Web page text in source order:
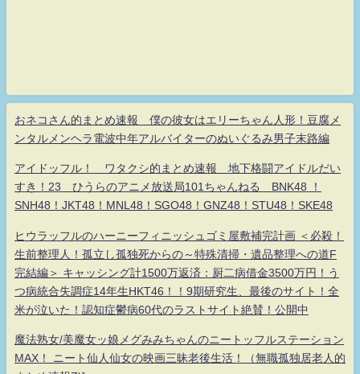
おネコさん的まとめ速報 僕の彼女はエリーちゃん人形！豆腐メ
ンタルメンヘラ電波中年アルバイターのぬいぐるみ男子末路編
アイドッフル！ ワタクシ的まとめ速報 地下格闘アイドルだい
すき！23 ひうらのアニメ放送局101ちゃんねる BNK48 ！
SNH48！JKT48！MNL48！SGO48！GNZ48！STU48！SKE48
ヒウラッフルのハーニーフィニッシュゴミ屋敷補完計画 ＜必殺！
生前整理人！孤立し孤独死からの～特殊清掃・遺品整理への道F
完結編＞ キャッシング計1500万返済：厨二病借金3500万円！う
つ病統合失調症14年生HKT46！！9期研究生、最後のサイト！全
米が泣いた！認知症鬱病60代のラストサイト絶賛！公開中
魔法熟女/美魔女ッ娘メグみみちゃんのニートッフルステーション
MAX！ ニート仙人仙女の映画三昧老後生活！（無職孤独居老人的